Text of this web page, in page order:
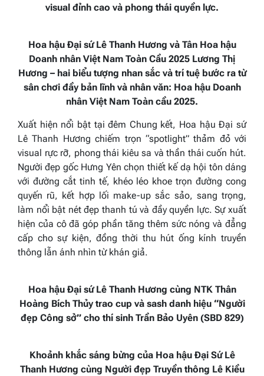
visual đỉnh cao và phong thái quyền lực.
Hoa hậu Đại sứ Lê Thanh Hương và Tân Hoa hậu
Doanh nhân Việt Nam Toàn Cầu 2025 Lương Thị
Hương – hai biểu tượng nhan sắc và trí tuệ bước ra từ
sân chơi đầy bản lĩnh và nhân văn: Hoa hậu Doanh
nhân Việt Nam Toàn cầu 2025.
Xuất hiện nổi bật tại đêm Chung kết, Hoa hậu Đại sứ
Lê Thanh Hương chiếm trọn “spotlight” thảm đỏ với
visual rực rỡ, phong thái kiêu sa và thần thái cuốn hút.
Người đẹp gốc Hưng Yên chọn thiết kế dạ hội tôn dáng
với đường cắt tinh tế, khéo léo khoe trọn đường cong
quyến rũ, kết hợp lối make-up sắc sảo, sang trọng,
làm nổi bật nét đẹp thanh tú và đầy quyền lực. Sự xuất
hiện của cô đã góp phần tăng thêm sức nóng và đẳng
cấp cho sự kiện, đồng thời thu hút ống kính truyền
thông lẫn ánh nhìn từ khán giả.
Hoa hậu Đại sứ Lê Thanh Hương cùng NTK Thân
Hoàng Bích Thủy trao cup và sash danh hiệu “Người
đẹp Công sở” cho thí sinh Trần Bảo Uyên (SBD 829)
Khoảnh khắc sáng bừng của Hoa hậu Đại Sứ Lê
Thanh Hương cùng Người đẹp Truyền thông Lê Kiều